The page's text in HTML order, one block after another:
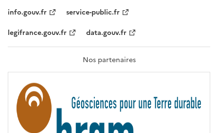
F
A
T
R
T
É
info.gouv.fr
service-public.fr
legifrance.gouv.fr
data.gouv.fr
Nos partenaires